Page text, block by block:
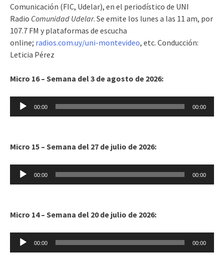
Comunicación (FIC, Udelar), en el periodístico de UNI
Radio Comunidad Udelar. Se emite los lunes a las 11 am, por
107.7 FM y plataformas de escucha
online; radios.com.uy/uni-montevideo, etc. Conducción:
Leticia Pérez
Micro 16 – Semana del 3 de agosto de 2026:
Reproductor
00:00 00:00
Micro 15 – Semana del 27 de julio de 2026:
Reproductor
00:00 00:00
Micro 14 – Semana del 20 de julio de 2026:
Reproductor
00:00 00:00